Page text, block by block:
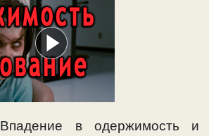
Впадение в одержимость и